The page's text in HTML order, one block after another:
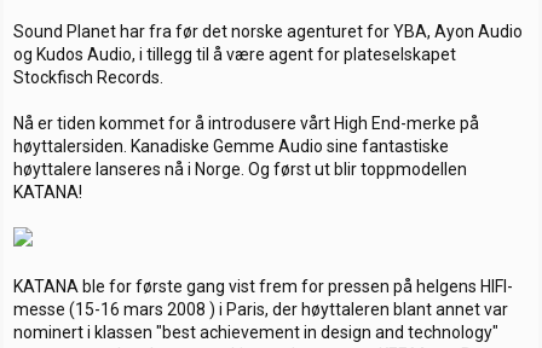
t
a
r
e
r
d
a
t
o
r
Sound Planet har fra før det norske agenturet for YBA, Ayon Audio
og Kudos Audio, i tillegg til å være agent for plateselskapet
Stockfisch Records.
Nå er tiden kommet for å introdusere vårt High End-merke på
høyttalersiden. Kanadiske Gemme Audio sine fantastiske
høyttalere lanseres nå i Norge. Og først ut blir toppmodellen
KATANA!
KATANA ble for første gang vist frem for pressen på helgens HIFI-
messe (15-16 mars 2008 ) i Paris, der høyttaleren blant annet var
nominert i klassen "best achievement in design and technology"